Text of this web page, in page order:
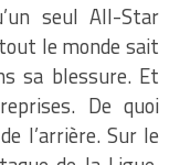
seul All-Star
le monde sait
sa blessure. Et
De quoi
l’arrière. Sur le